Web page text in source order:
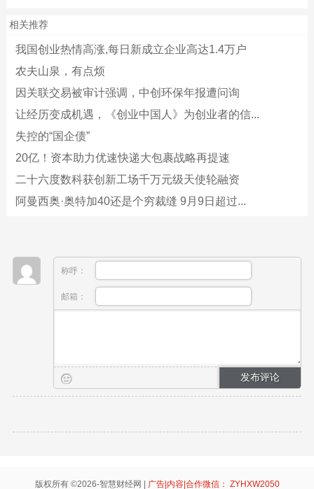
相关推荐
我国创业热情高涨,每日新成立企业高达1.4万户
农夫山泉，有点烦
因关联交易被审计强调，中创环保年报遭问询
让经历变成机遇，《创业中国人》为创业者的信...
失控的“国企债”
20亿！资本助力优速快递大包裹战略再提速
二十六度数科获创新工场千万元级天使轮融资
阿曼西奥·奥特加40还是个穷裁缝 9月9日超过...
称呼：
邮箱：
版权所有 ©2026-智慧财经网 | 广告|内容|合作微信： ZYHXW2050